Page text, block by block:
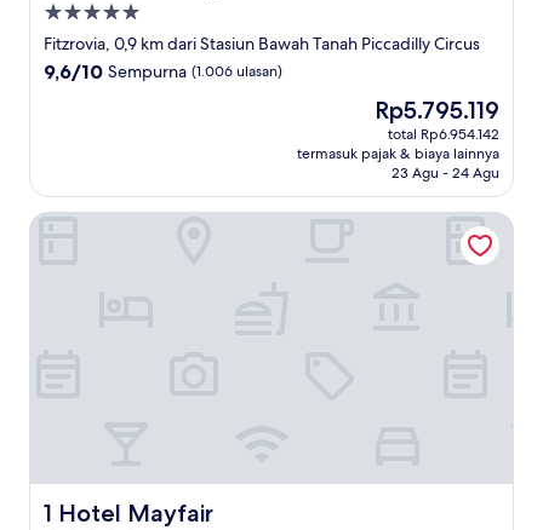
Properti
bintang
5.0
Fitzrovia, 0,9 km dari Stasiun Bawah Tanah Piccadilly Circus
9.6
9,6/10 Sempurna (1.006 ulasan)
Harga
sekarang
Rp5.795.119
Rp5.795.119
total Rp6.954.142
termasuk pajak & biaya lainnya
23 Agu - 24 Agu
1 Hotel Mayfair
1 Hotel Mayfair
1 Hotel Mayfair